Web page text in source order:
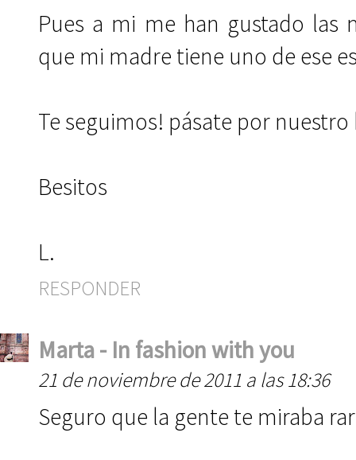
Pues a mi me han gustado las
que mi madre tiene uno de ese
Te seguimos! pásate por
Besitos
L.
RESPONDER
Marta - In fashion with you
21 de noviembre de 2011 a las 18:36
Seguro que la gente te miraba